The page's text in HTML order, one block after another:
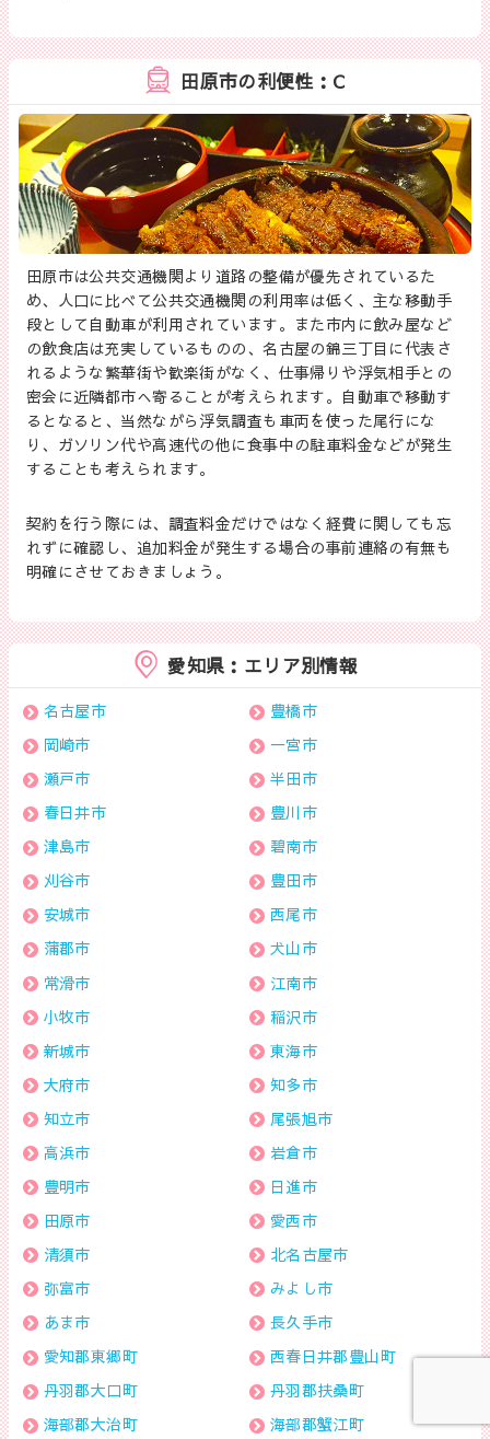
田原市の利便性：C
田原市は公共交通機関より道路の整備が優先されているた
め、人口に比べて公共交通機関の利用率は低く、主な移動手
段として自動車が利用されています。また市内に飲み屋など
の飲食店は充実しているものの、名古屋の錦三丁目に代表さ
れるような繁華街や歓楽街がなく、仕事帰りや浮気相手との
密会に近隣都市へ寄ることが考えられます。自動車で移動す
るとなると、当然ながら浮気調査も車両を使った尾行にな
り、ガソリン代や高速代の他に食事中の駐車料金などが発生
することも考えられます。
契約を行う際には、調査料金だけではなく経費に関しても忘
れずに確認し、追加料金が発生する場合の事前連絡の有無も
明確にさせておきましょう。
愛知県：エリア別情報
名古屋市
豊橋市
岡崎市
一宮市
瀬戸市
半田市
春日井市
豊川市
津島市
碧南市
刈谷市
豊田市
安城市
西尾市
蒲郡市
犬山市
常滑市
江南市
小牧市
稲沢市
新城市
東海市
大府市
知多市
知立市
尾張旭市
高浜市
岩倉市
豊明市
日進市
田原市
愛西市
清須市
北名古屋市
弥富市
みよし市
あま市
長久手市
愛知郡東郷町
西春日井郡豊山町
丹羽郡大口町
丹羽郡扶桑町
海部郡大治町
海部郡蟹江町